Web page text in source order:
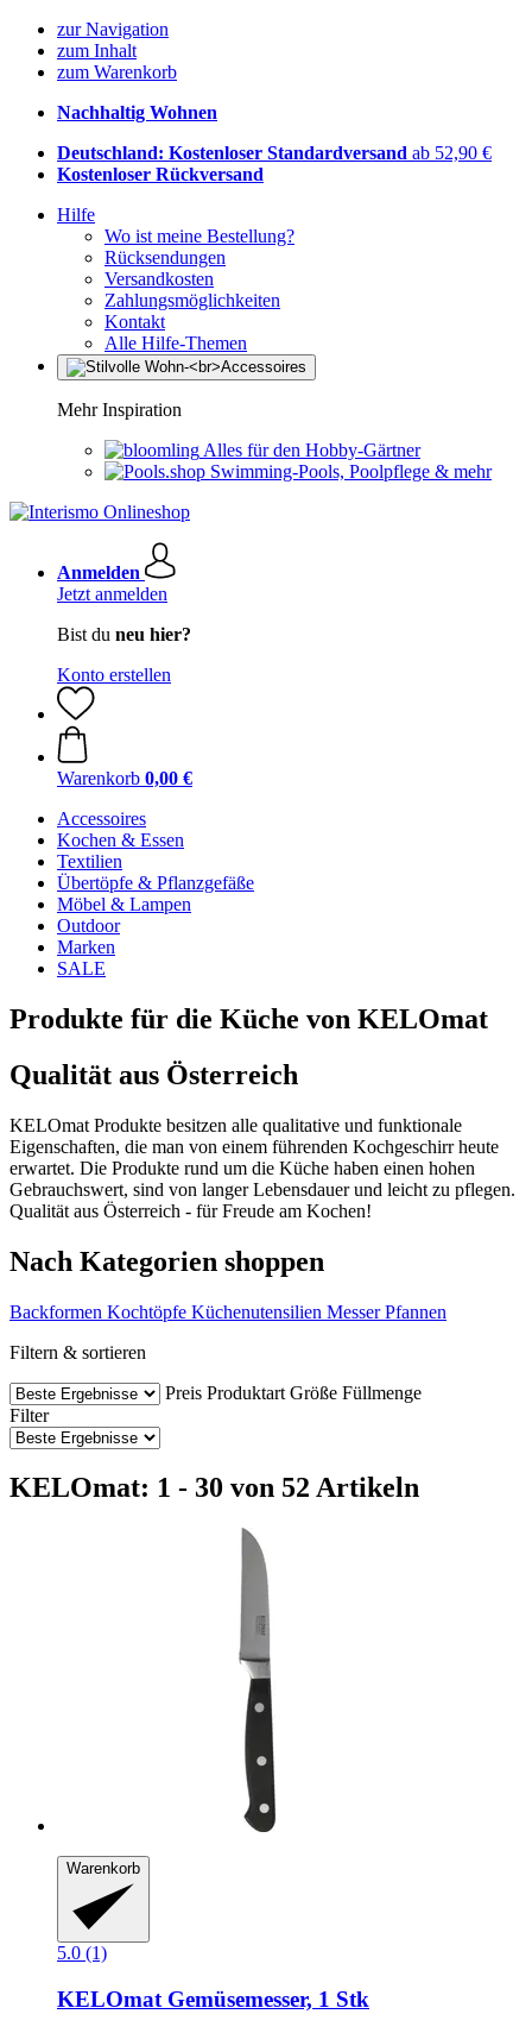
zur Navigation
zum Inhalt
zum Warenkorb
Nachhaltig Wohnen
Deutschland: Kostenloser Standardversand ab 52,90 €
Kostenloser Rückversand
Hilfe
Wo ist meine Bestellung?
Rücksendungen
Versandkosten
Zahlungsmöglichkeiten
Kontakt
Alle Hilfe-Themen
Mehr Inspiration
Alles für den Hobby-Gärtner
Swimming-Pools, Poolpflege & mehr
Anmelden
Jetzt anmelden
Bist du neu hier?
Konto erstellen
Warenkorb 0,00 €
Accessoires
Kochen & Essen
Textilien
Übertöpfe & Pflanzgefäße
Möbel & Lampen
Outdoor
Marken
SALE
Produkte für die Küche von KELOmat
Qualität aus Österreich
KELOmat Produkte besitzen alle qualitative und funktionale
Eigenschaften, die man von einem führenden Kochgeschirr heute
erwartet. Die Produkte rund um die Küche haben einen hohen
Gebrauchswert, sind von langer Lebensdauer und leicht zu pflegen.
Qualität aus Österreich - für Freude am Kochen!
Nach Kategorien shoppen
Backformen Kochtöpfe Küchenutensilien Messer Pfannen
Filtern & sortieren
Preis Produktart Größe Füllmenge
Filter
KELOmat: 1 - 30 von 52 Artikeln
Warenkorb
5.0 (1)
KELOmat Gemüsemesser, 1 Stk